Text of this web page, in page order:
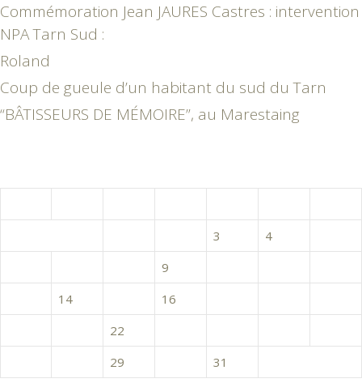
Commémoration Jean JAURES Castres : intervention
NPA Tarn Sud :
Roland
Coup de gueule d’un habitant du sud du Tarn
“BÂTISSEURS DE MÉMOIRE”, au Marestaing
3 4
9
14 16
22
29 31